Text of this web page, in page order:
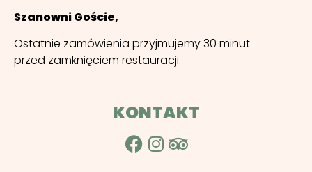
Szanowni Goście,
Ostatnie zamówienia przyjmujemy 30 minut
przed zamknięciem restauracji.
KONTAKT